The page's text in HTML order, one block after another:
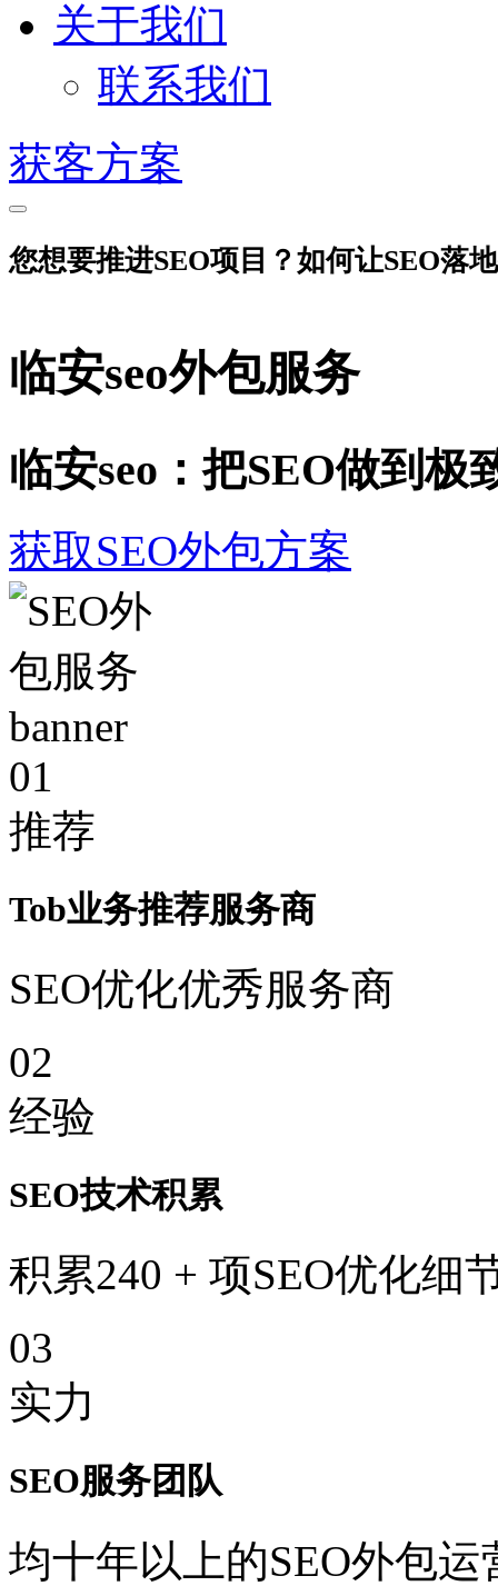
关于我们
联系我们
获客方案
您想要推进SEO项目？如何让SEO落
临安seo外包服务
临安seo：把SEO做到极
获取SEO外包方案
01
推荐
Tob业务推荐服务商
SEO优化优秀服务商
02
经验
SEO技术积累
积累240 + 项SEO优化细
03
实力
SEO服务团队
均十年以上的SEO外包运